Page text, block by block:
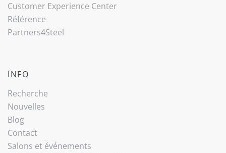
Customer Experience Center
Référence
Partners4Steel
INFO
Recherche
Nouvelles
Blog
Contact
Salons et événements